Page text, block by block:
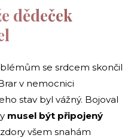
dědeček
se srdcem skončil
v nemocnici
stav byl vážný. Bojoval
musel být připojený
všem snahám